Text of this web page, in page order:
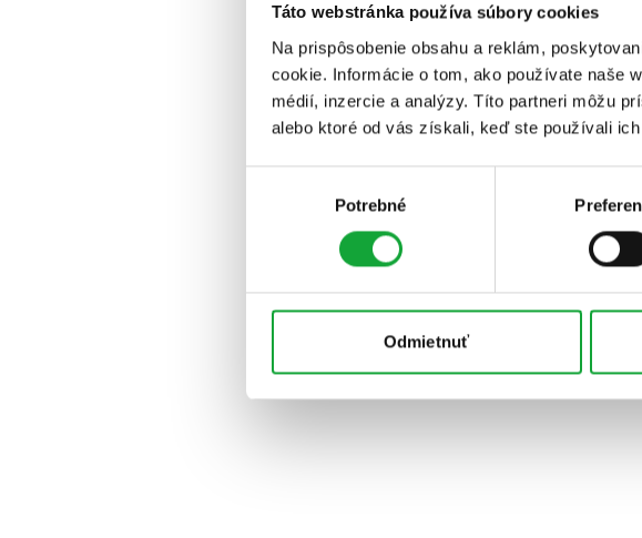
Táto webstránka používa súbory cookies
Na prispôsobenie obsahu a reklám,
cookie. Informácie o tom, ako používate naše
médií, inzercie a analýzy. Títo partneri môžu
alebo ktoré od vás získali, keď ste používali
Potrebné
Odmietnuť